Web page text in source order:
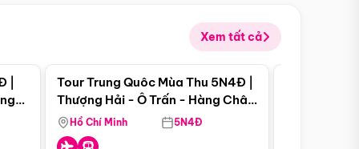
Xem tất cả
|
Điểm nổi bật
Tour Trung Quôc Mùa Thu 5N4Đ |
Thượng Hải - Ô Trấn - Hàng Châu
(Tour Không Shopping)
Hồ Chí Minh 5N4Đ